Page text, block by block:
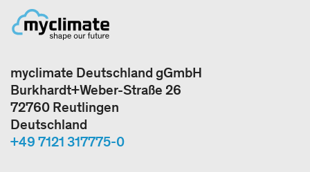
myclimate Deutschland gGmbH
Burkhardt+Weber-Straße 26
72760 Reutlingen
Deutschland
+49 7121 317775-0